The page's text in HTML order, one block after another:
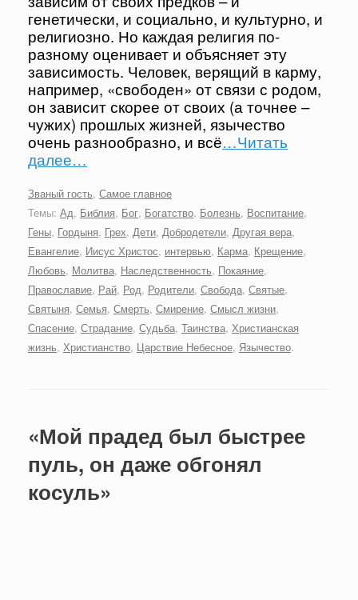
генетически, и социально, и культурно, и
религиозно. Но каждая религия по-
разному оценивает и объясняет эту
зависимость. Человек, верящий в карму,
например, «свободен» от связи с родом,
он зависит скорее от своих (а точнее –
чужих) прошлых жизней, язычество
очень разнообразно, и всё…Читать
далее…
Званый гость, Самое главное
Темы: Ад, Библия, Бог, Богатство, Болезнь, Воспитание,
Гены, Гордыня, Грех, Дети, Добродетели, Другая вера,
Евангелие, Иисус Христос, интервью, Карма, Крещение,
Любовь, Молитва, Наследственность, Покаяние,
Православие, Рай, Род, Родители, Свобода, Святые,
Святыня, Семья, Смерть, Смирение, Смысл жизни,
Спасение, Страдание, Судьба, Таинства, Христианская
жизнь, Христианство, Царствие Небесное, Язычество.
«Мой прадед был быстрее
пуль, он даже обгонял
косуль»